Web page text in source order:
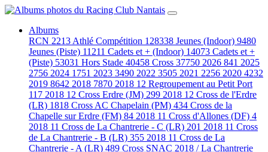
Albums
RCN 2213 Athlé Compétition 128338 Jeunes (Indoor) 9480
Jeunes (Piste) 11211 Cadets et + (Indoor) 14073 Cadets et +
(Piste) 53031 Hors Stade 40458 Cross 37750 2026 841 2025
2756 2024 1751 2023 3490 2022 3505 2021 2256 2020 4232
2019 8642 2018 7870 2018 12 Regroupement au Petit Port
117 2018 12 Cross Erdre (JM) 299 2018 12 Cross de l'Erdre
(LR) 1818 Cross AC Chapelain (PM) 434 Cross de la
Chapelle sur Erdre (FM) 84 2018 11 Cross d'Allones (DF) 4
2018 11 Cross de La Chantrerie - C (LR) 201 2018 11 Cross
de La Chantrerie - B (LR) 355 2018 11 Cross de La
Chantrerie - A (LR) 489 Cross SNAC 2018 / La Chantrerie